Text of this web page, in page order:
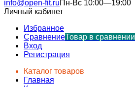
info@open-fit.ruПн-Вс 10:00—19:00
Личный кабинет
Избранное
СравнениеТовар в сравнении
Вход
Регистрация
Каталог товаров
Главная